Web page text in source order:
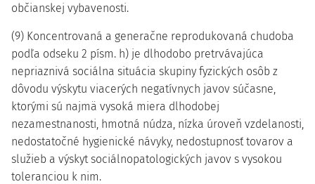
občianskej vybavenosti.
(9) Koncentrovaná a generačne reprodukovaná chudoba
podľa odseku 2 písm. h) je dlhodobo pretrvávajúca
nepriaznivá sociálna situácia skupiny fyzických osôb z
dôvodu výskytu viacerých negatívnych javov súčasne,
ktorými sú najmä vysoká miera dlhodobej
nezamestnanosti, hmotná núdza, nízka úroveň vzdelanosti,
nedostatočné hygienické návyky, nedostupnosť tovarov a
služieb a výskyt sociálnopatologických javov s vysokou
toleranciou k nim.